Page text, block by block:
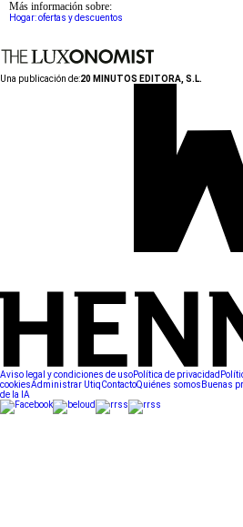
Más información sobre:
Hogar: ofertas y descuentos
Una publicación de:20 MINUTOS EDITORA, S.L.
Aviso legal y condiciones de usoPolítica de privacidad
cookiesAdministrar UtiqContactoQuiénes somos Buenas
de la IA